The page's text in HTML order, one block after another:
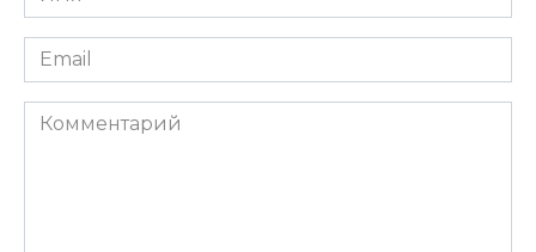
*
Email
*
Комментарий